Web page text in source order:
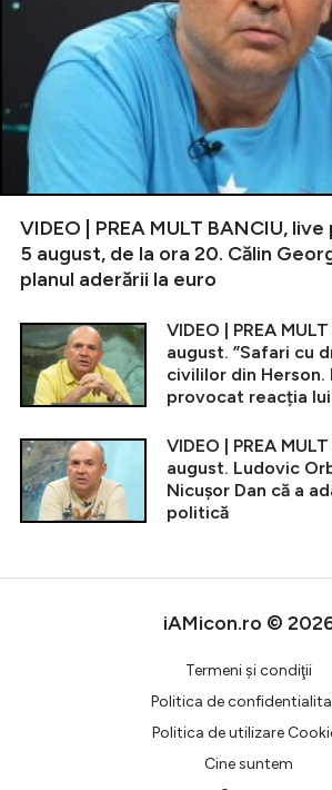
VIDEO | PREA MULT BANCIU,
5 august, de la ora 20. Călin
planul aderării la euro
VIDEO | PREA
august. ”Safari cu
civililor din Herson.
provocat reacția
VIDEO | PREA
august. Ludovic
Nicușor Dan că a
politică
iAMicon.ro ©
Termeni şi condiţii
Politica de
Politica de utilizare
Cine suntem